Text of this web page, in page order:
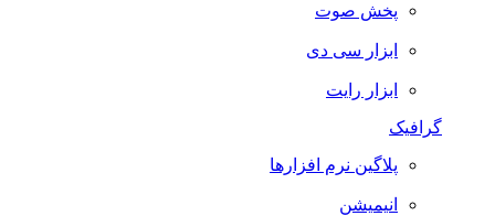
پخش صوت
ابزار سی دی
ابزار رایت
گرافیک
پلاگین نرم افزارها
انیمیشن